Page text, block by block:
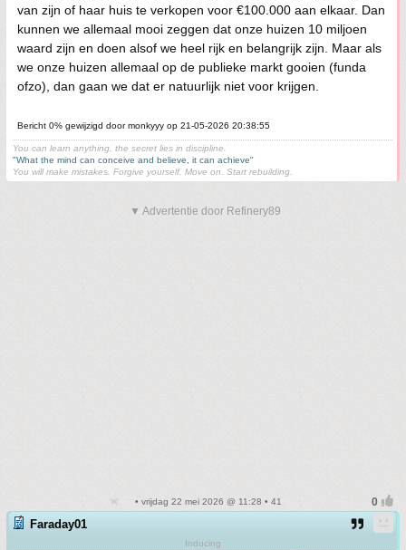
van zijn of haar huis te verkopen voor €100.000 aan elkaar. Dan
kunnen we allemaal mooi zeggen dat onze huizen 10 miljoen
waard zijn en doen alsof we heel rijk en belangrijk zijn. Maar als
we onze huizen allemaal op de publieke markt gooien (funda
ofzo), dan gaan we dat er natuurlijk niet voor krijgen.
Bericht 0% gewijzigd door monkyyy op 21-05-2026 20:38:55
You can learn anything, the secret lies in discipline.
"What the mind can conceive and believe, it can achieve"
You will make mistakes. Forgive yourself. Move on. Start rebuilding.
▼ Advertentie door Refinery89
• vrijdag 22 mei 2026 @ 11:28 • 41
Faraday01
Inducing